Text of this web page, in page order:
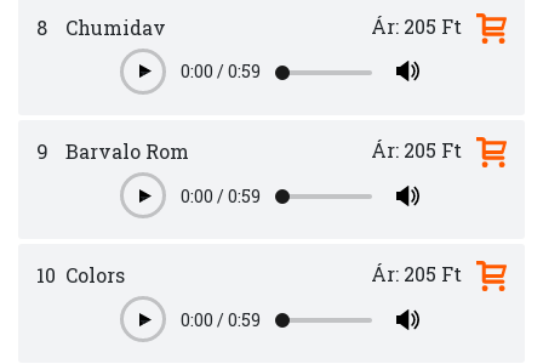
8 Chumidav
Play0:00 /0:59
Ár: 205 Ft
9 Barvalo Rom
Play0:00 /0:59
Ár: 205 Ft
10 Colors
Play0:00 /0:59
Ár: 205 Ft